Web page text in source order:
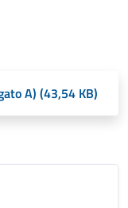
A) (43,54 KB)